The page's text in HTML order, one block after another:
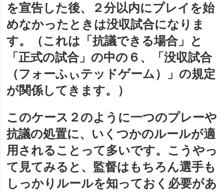
を宣告した後、２分以内にプレイを始
めなかったときは没収試合になりま
す。（これは「抗議できる場合」と
「正式の試合」の中の６、「没収試合
（フォーふぃテッドゲーム）」の規定
が関係してきます。）
このケース２のように一つのプレーや
抗議の処置に、いくつかのルールが適
用されることって多いです。こうやっ
て見てみると、監督はもちろん選手も
しっかりルールを知っておく必要があ